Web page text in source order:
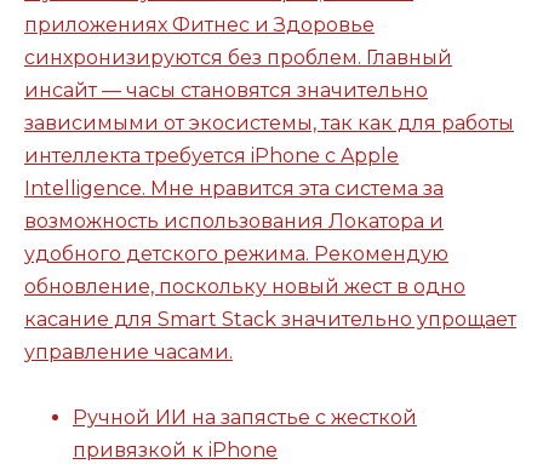
приложениях Фитнес и Здоровье
синхронизируются без проблем. Главный
инсайт — часы становятся значительно
зависимыми от экосистемы, так как для работы
интеллекта требуется iPhone с Apple
Intelligence. Мне нравится эта система за
возможность использования Локатора и
удобного детского режима. Рекомендую
обновление, поскольку новый жест в одно
касание для Smart Stack значительно упрощает
управление часами.
Ручной ИИ на запястье с жесткой
привязкой к iPhone